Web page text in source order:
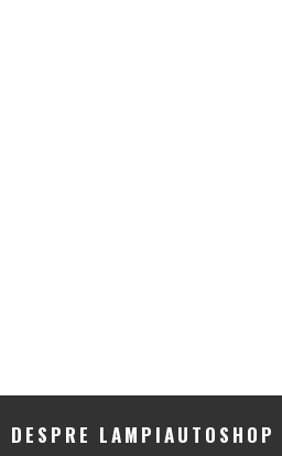
DESPRE LAMPIAUTOSHOP